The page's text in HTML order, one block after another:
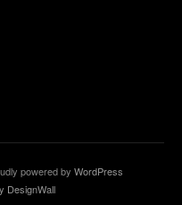
powered by WordPress
DesignWall